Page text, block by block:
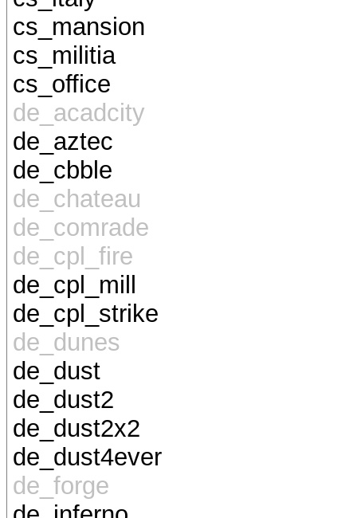
cs_mansion
cs_militia
cs_office
de_acadcity
de_aztec
de_cbble
de_chateau
de_comrade
de_cpl_fire
de_cpl_mill
de_cpl_strike
de_dunes
de_dust
de_dust2
de_dust2x2
de_dust4ever
de_forge